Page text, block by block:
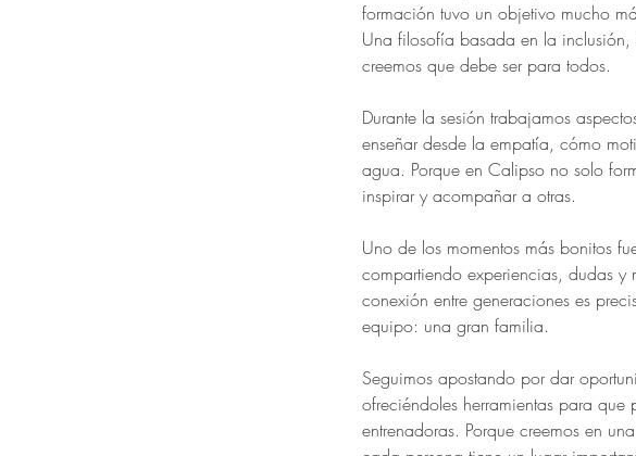
formación tuvo un objetivo mucho
Una filosofía basada en la
creemos que debe ser para todos.
Durante la sesión trabajamos
enseñar desde la empatía, cómo
agua. Porque en Calipso no solo
inspirar y acompañar a otras.
Uno de los momentos más bonitos
compartiendo experiencias, dudas y
conexión entre generaciones es
equipo: una gran familia.
Seguimos apostando por dar
ofreciéndoles herramientas para
entrenadoras. Porque creemos en